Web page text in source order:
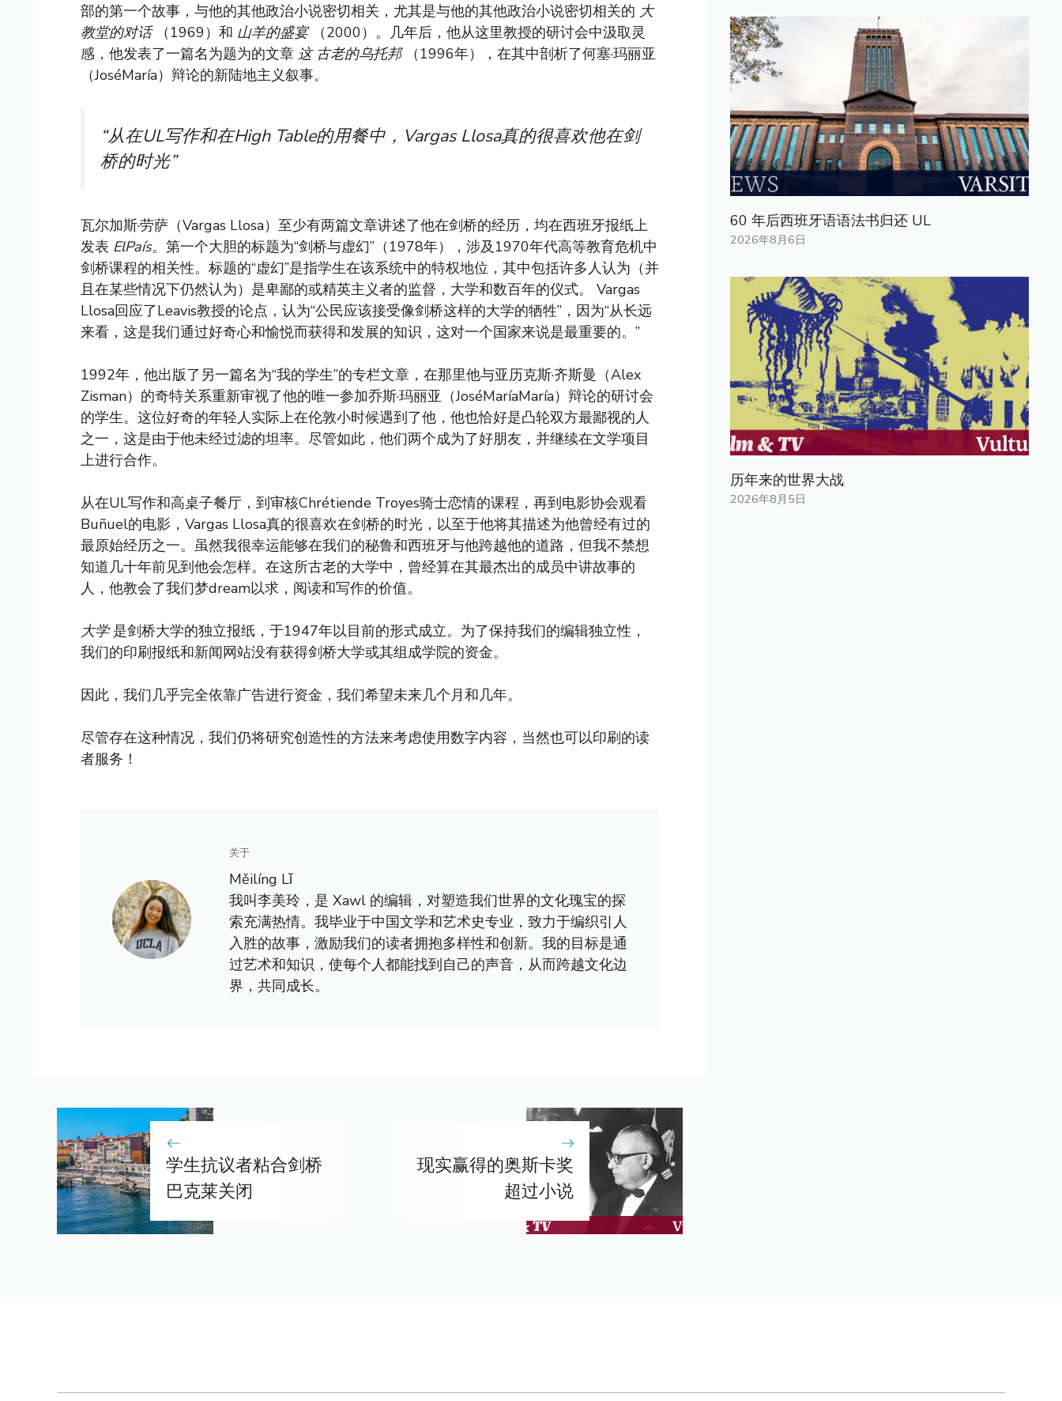
部的第一个故事，与他的其他政治小说密切相关，尤其是与他的其他政治小说密切相关的 大
教堂的对话（1969）和 山羊的盛宴（2000）。几年后，他从这里教授的研讨会中汲取灵
感，他发表了一篇名为题为的文章 这 古老的乌托邦 （1996年），在其中剖析了何塞·玛丽亚
（JoséMaría）辩论的新陆地主义叙事。
“从在UL写作和在High Table的用餐中，Vargas Llosa真的很喜欢他在剑
桥的时光”
瓦尔加斯·劳萨（Vargas Llosa）至少有两篇文章讲述了他在剑桥的经历，均在西班牙报纸上
发表 ElPaís。第一个大胆的标题为“剑桥与虚幻”（1978年），涉及1970年代高等教育危机中
剑桥课程的相关性。标题的“虚幻”是指学生在该系统中的特权地位，其中包括许多人认为（并
且在某些情况下仍然认为）是卑鄙的或精英主义者的监督，大学和数百年的仪式。 Vargas
Llosa回应了Leavis教授的论点，认为“公民应该接受像剑桥这样的大学的牺牲”，因为“从长远
来看，这是我们通过好奇心和愉悦而获得和发展的知识，这对一个国家来说是最重要的。”
1992年，他出版了另一篇名为“我的学生”的专栏文章，在那里他与亚历克斯·齐斯曼（Alex
Zisman）的奇特关系重新审视了他的唯一参加乔斯·玛丽亚（JoséMaríaMaría）辩论的研讨会
的学生。这位好奇的年轻人实际上在伦敦小时候遇到了他，他也恰好是凸轮双方最鄙视的人
之一，这是由于他未经过滤的坦率。尽管如此，他们两个成为了好朋友，并继续在文学项目
上进行合作。
从在UL写作和高桌子餐厅，到审核Chrétiende Troyes骑士恋情的课程，再到电影协会观看
Buñuel的电影，Vargas Llosa真的很喜欢在剑桥的时光，以至于他将其描述为他曾经有过的
最原始经历之一。虽然我很幸运能够在我们的秘鲁和西班牙与他跨越他的道路，但我不禁想
知道几十年前见到他会怎样。在这所古老的大学中，曾经算在其最杰出的成员中讲故事的
人，他教会了我们梦dream以求，阅读和写作的价值。
大学是剑桥大学的独立报纸，于1947年以目前的形式成立。为了保持我们的编辑独立性，
我们的印刷报纸和新闻网站没有获得剑桥大学或其组成学院的资金。
因此，我们几乎完全依靠广告进行资金，我们希望未来几个月和几年。
尽管存在这种情况，我们仍将研究创造性的方法来考虑使用数字内容，当然也可以印刷的读
者服务！
关于
Měilíng Lǐ
我叫李美玲，是 Xawl 的编辑，对塑造我们世界的文化瑰宝的探
索充满热情。我毕业于中国文学和艺术史专业，致力于编织引人
入胜的故事，激励我们的读者拥抱多样性和创新。我的目标是通
过艺术和知识，使每个人都能找到自己的声音，从而跨越文化边
界，共同成长。
学生抗议者粘合剑桥
巴克莱关闭
现实赢得的奥斯卡奖
超过小说
60 年后西班牙语语法书归还 UL
2026年8月6日
历年来的世界大战
2026年8月5日